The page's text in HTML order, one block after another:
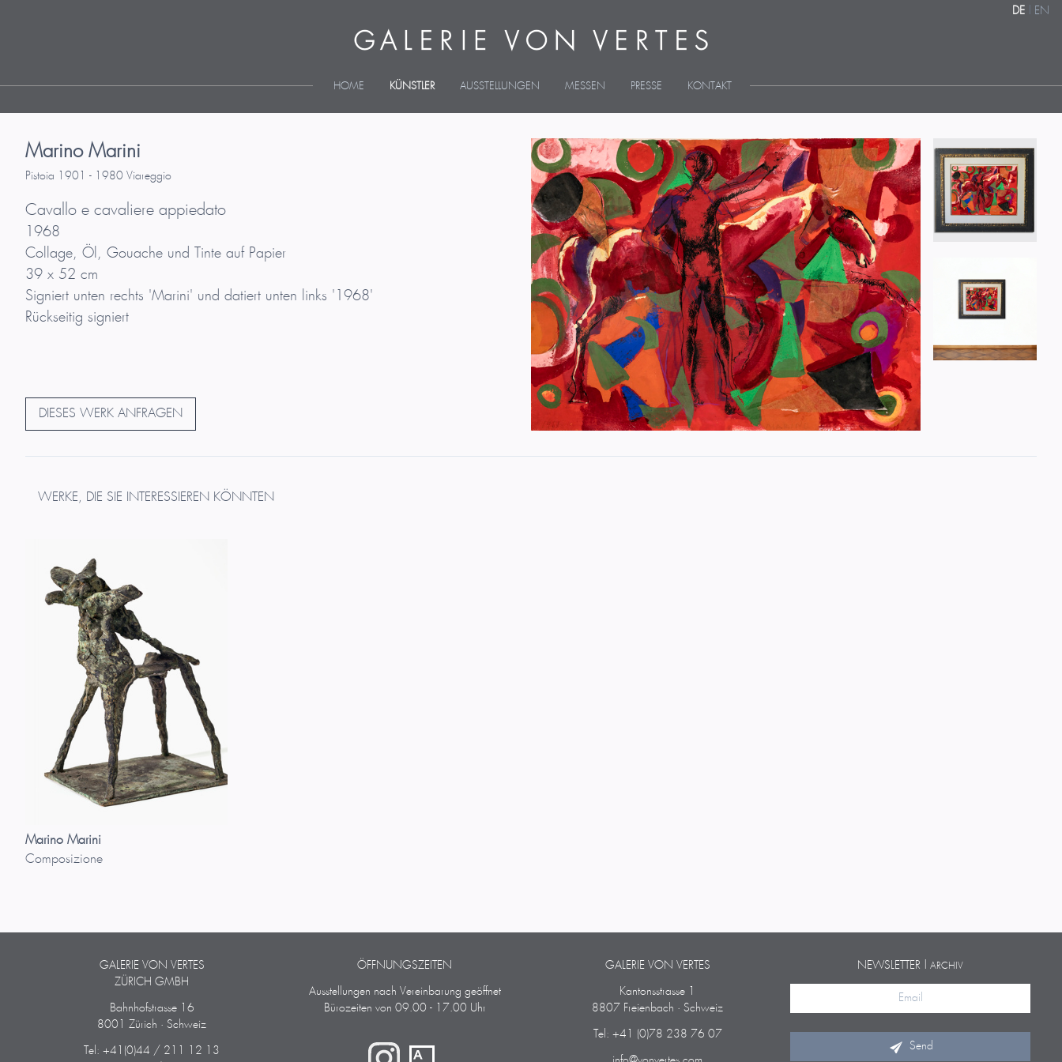
DE EN
HOME KÜNSTLER AUSSTELLUNGEN MESSEN PRESSE KONTAKT
Marino Marini
Pistoia 1901 - 1980 Viareggio
Cavallo e cavaliere appiedato
1968
Collage, Öl, Gouache und Tinte auf Papier
39 x 52 cm
Signiert unten rechts 'Marini' und datiert unten links '1968'
Rückseitig signiert
DIESES WERK ANFRAGEN
WERKE, DIE SIE INTERESSIEREN KÖNNTEN
Marino Marini
Composizione
GALERIE VON VERTES
ZÜRICH GMBH
Bahnhofstrasse 16
8001 Zürich · Schweiz
Tel: +41(0)44 / 211 12 13
ÖFFNUNGSZEITEN
Ausstellungen nach Vereinbarung geöffnet
Bürozeiten von 09.00 - 17.00 Uhr
GALERIE VON VERTES
Kantonsstrasse 1
8807 Freienbach · Schweiz
Tel: +41 (0)78 238 76 07
NEWSLETTER | ARCHIV
Send